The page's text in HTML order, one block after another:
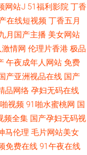
网站J 51福利影院 丁香
在线短视频 丁香五月
月国产主播 美女网站
激情网 伦理片香港 极品
午夜成年人网站 免费
产亚洲视品在线 国产
品网络 孕妇无码在线
视频 91啪水蜜桃网 国
频全集 国产孕妇无码视
马伦理 毛片网站美女
免费在线 91午夜在线